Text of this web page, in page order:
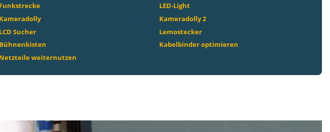
Funkstrecke
LED-Light
Kameradolly
Kameradolly 2
LCD Sucher
Lemostecker
Bühnenkisten
Kabelbinder optimieren
Netzteile weiternutzen